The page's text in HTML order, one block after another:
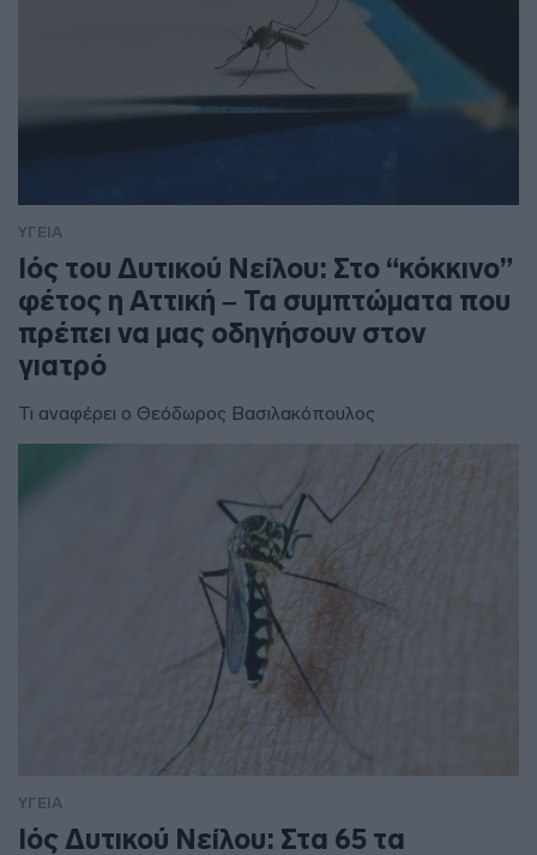
ΥΓΕΙΑ
Ιός του Δυτικού Νείλου: Στο “κόκκινο”
φέτος η Αττική – Τα συμπτώματα που
πρέπει να μας οδηγήσουν στον
γιατρό
Τι αναφέρει ο Θεόδωρος Βασιλακόπουλος
ΥΓΕΙΑ
Ιός Δυτικού Νείλου: Στα 65 τα